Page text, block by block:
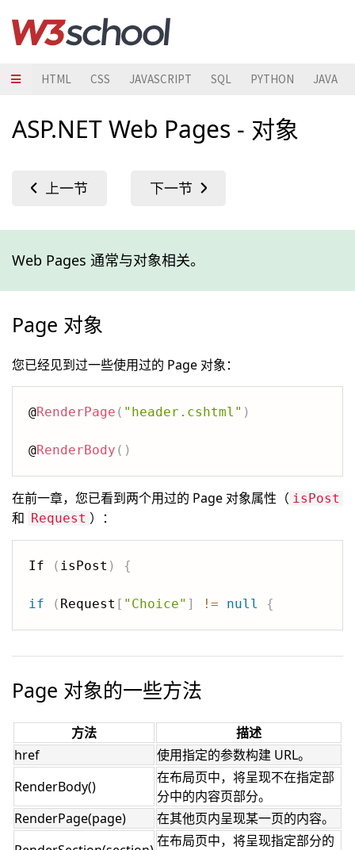
HTML CSS JAVASCRIPT SQL PYTHON JAVA
ASP.NET Web Pages - 对象
Web Pages 通常与对象相关。
Page 对象
您已经见到过一些使用过的 Page 对象：
@RenderPage ( "header.cshtml" )
@RenderBody ( )
在前一章，您已看到两个用过的 Page 对象属性（ isPost
和 Request ）：
If ( isPost ) {
if ( Request [ "Choice" ] != null {
Page 对象的一些方法
方法
描述
href
使用指定的参数构建 URL。
RenderBody()
在布局页中，将呈现不在指定部
分中的内容页部分。
RenderPage(page)
在其他页内呈现某一页的内容。
在布局页中，将呈现指定部分的